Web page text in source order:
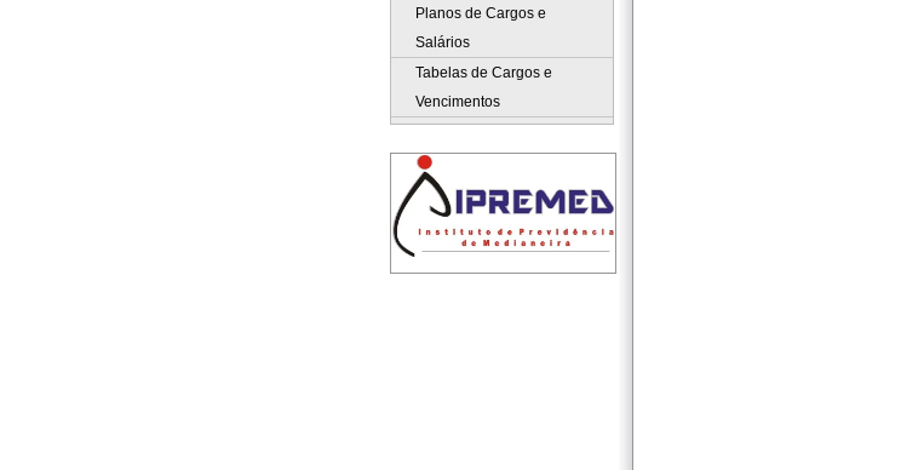
Planos de Cargos e
Salários
Tabelas de Cargos e
Vencimentos